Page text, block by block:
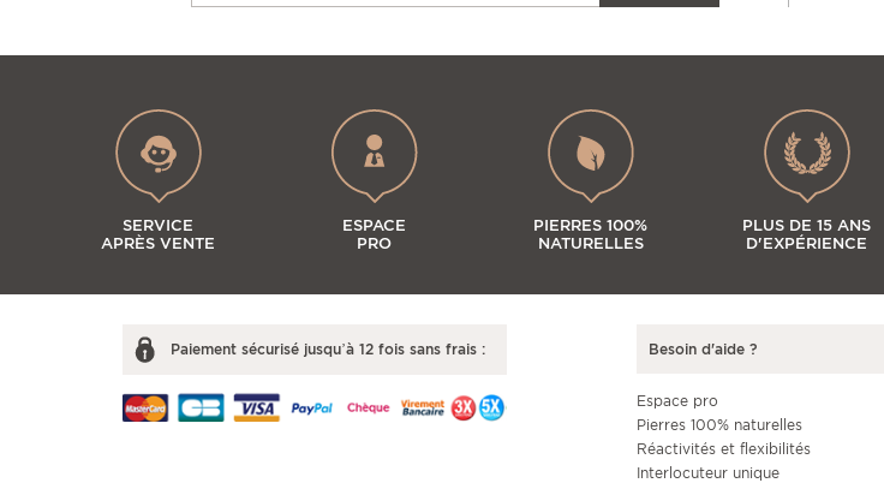
SERVICE
APRÈS VENTE
ESPACE
PRO
PIERRES 100%
NATURELLES
PLUS DE 15 ANS
D'EXPÉRIENCE
Paiement sécurisé jusqu’à 12 fois sans frais : Besoin d'aide ?
Espace pro
Pierres 100% naturelles
Réactivités et flexibilités
Interlocuteur unique